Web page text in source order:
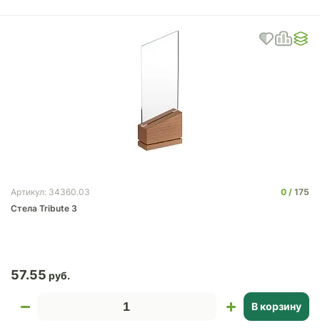
Артикул: 34360.03 0
175
Стела Tribute 3
57.55
В корзину